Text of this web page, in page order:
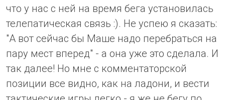
что у нас с ней на время бега установилась
телепатическая связь :). Не успею я сказать:
"А вот сейчас бы Маше надо перебраться на
пару мест вперед" - а она уже это сделала. И
так далее! Но мне с комментаторской
позиции все видно, как на ладони, и вести